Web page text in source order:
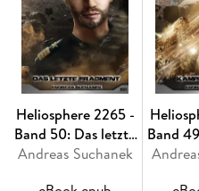
Heliosphere 2265 -
Band 50: Das letzte
Fragment
Andreas Suchanek
Band